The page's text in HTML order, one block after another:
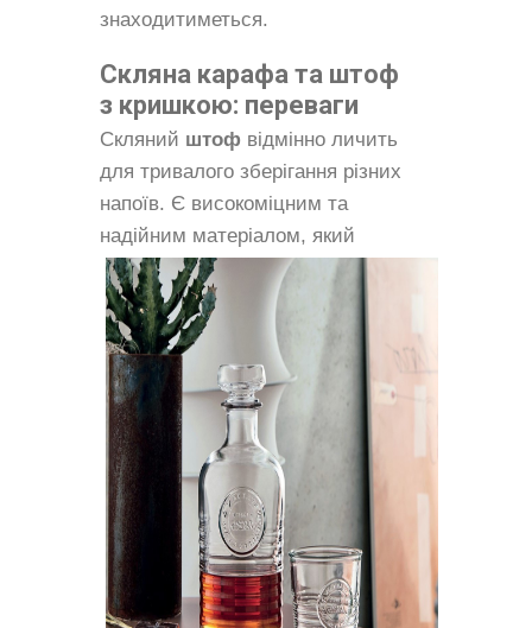
знаходитиметься.
Скляна карафа та штоф
з кришкою: переваги
Скляний штоф відмінно личить
для тривалого зберігання різних
напоїв. Є високоміцним та
надійним матеріалом, який